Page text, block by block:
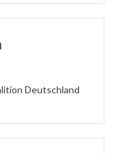
Deutschland